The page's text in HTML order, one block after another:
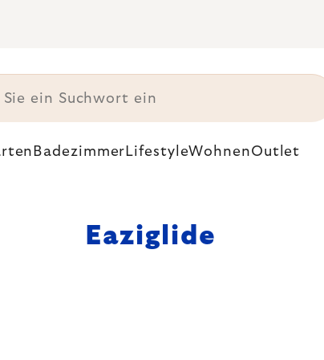
Badezimmer LifestyleWohnenOutlet
Eaziglide